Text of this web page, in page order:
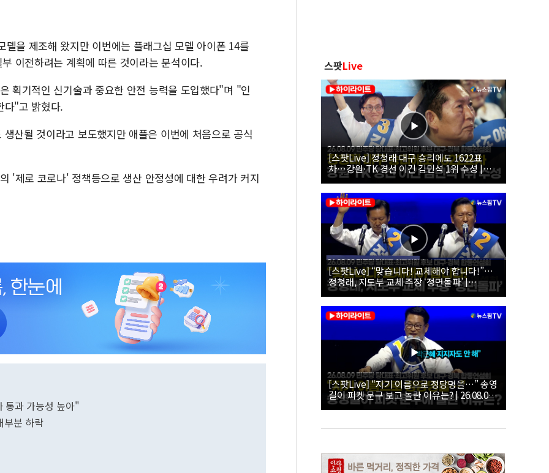
을 제조해 왔지만 이번에는 플래그십 모델 아이폰 14를
이전하려는 계획에 따른 것이라는 분석이다.
획기적인 신기술과 중요한 안전 능력을 도입했다"며 "인
다"고 밝혔다.
산될 것이라고 보도했지만 애플은 이번에 처음으로 공식
'제로 코로나' 정책등으로 생산 안정성에 대한 우려가 커지
통과 가능성 높아"
부분 하락
스팟Live
[스팟Live] 정청래 대구 승리에도 1622표
차…강원·TK 경선 이긴 김민석 1위 수성 |
26.08.09 더불어민주당 당대표·최고위원 후
보 대구·경북 합동연설회
[스팟Live] “맞습니다! 교체해야 합니다!”…
정청래, 지도부 교체 주장 ‘정면돌파’ |
26.08.09 더불어민주당 당대표·최고위원 후
보 대구·경북 합동연설회
[스팟Live] “자기 이름으로 정당명을…” 송영
길이 피켓 문구 보고 놀란 이유는? | 26.08.09
더불어민주당 당대표·최고위원 후보 대구·경